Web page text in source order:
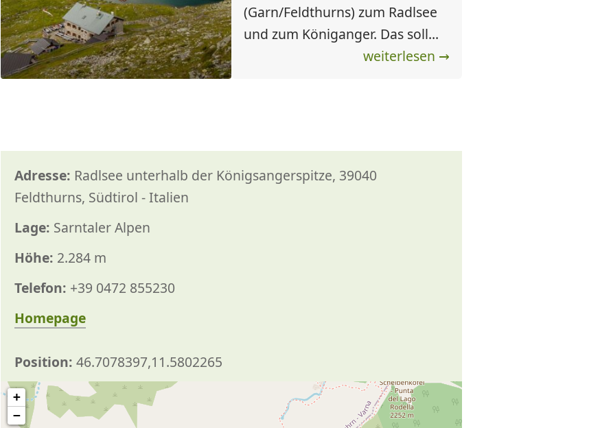
Adresse: Radlsee unterhalb der Königsangerspitze, 39040
Feldthurns, Südtirol - Italien
Lage: Sarntaler Alpen
Höhe: 2.284 m
Telefon: +39 0472 855230
Homepage
Position: 46.7078397,11.5802265
+
−
(Garn/Feldthurns) zum Radlsee
und zum Königanger. Das soll...